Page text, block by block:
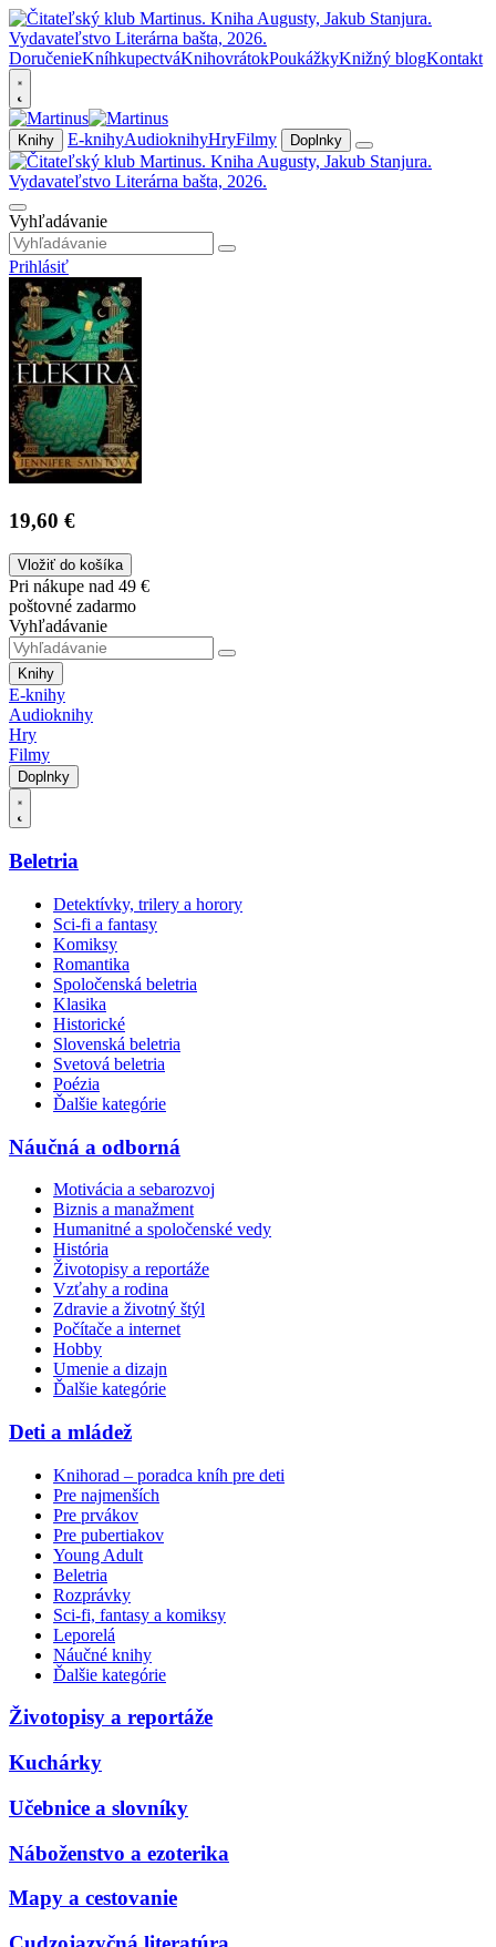
DoručenieKníhkupectváKnihovrátokPoukážkyKnižný blogKontakt
Knihy E-knihyAudioknihyHryFilmy Doplnky
Vyhľadávanie
Prihlásiť
19,60 €
Vložiť do košíka
Pri nákupe nad 49 €
poštovné zadarmo
Vyhľadávanie
Knihy
E-knihy
Audioknihy
Hry
Filmy
Doplnky
Beletria
Detektívky, trilery a horory
Sci-fi a fantasy
Komiksy
Romantika
Spoločenská beletria
Klasika
Historické
Slovenská beletria
Svetová beletria
Poézia
Ďalšie kategórie
Náučná a odborná
Motivácia a sebarozvoj
Biznis a manažment
Humanitné a spoločenské vedy
História
Životopisy a reportáže
Vzťahy a rodina
Zdravie a životný štýl
Počítače a internet
Hobby
Umenie a dizajn
Ďalšie kategórie
Deti a mládež
Knihorad – poradca kníh pre deti
Pre najmenších
Pre prvákov
Pre pubertiakov
Young Adult
Beletria
Rozprávky
Sci-fi, fantasy a komiksy
Leporelá
Náučné knihy
Ďalšie kategórie
Životopisy a reportáže
Kuchárky
Učebnice a slovníky
Náboženstvo a ezoterika
Mapy a cestovanie